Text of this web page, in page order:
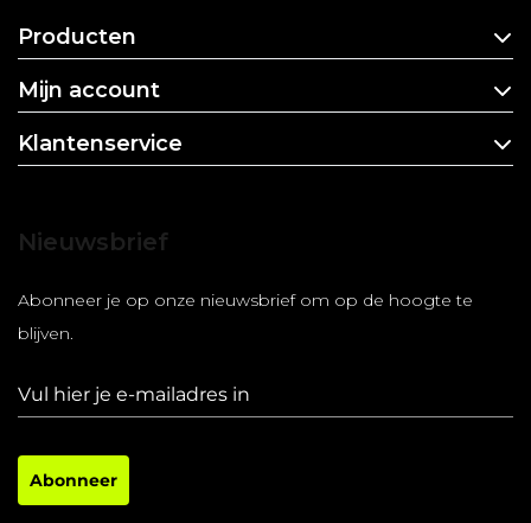
Producten
Mijn account
Klantenservice
Nieuwsbrief
Abonneer je op onze nieuwsbrief om op de hoogte te
blijven.
Abonneer